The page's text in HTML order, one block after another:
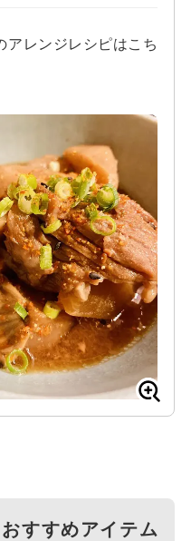
アレンジレシピはこち
おすすめアイテム